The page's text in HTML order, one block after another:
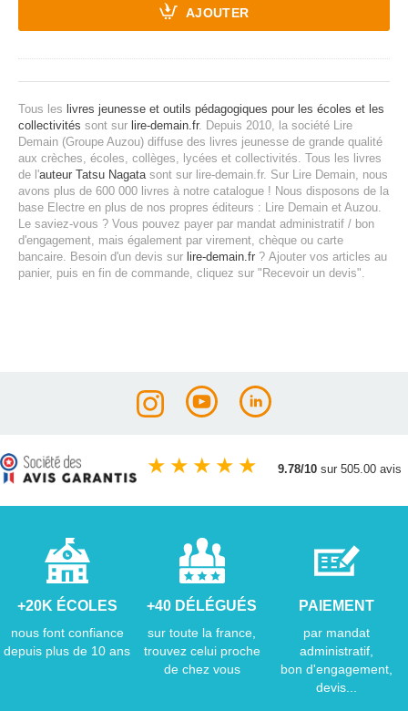
AJOUTER
Tous les livres jeunesse et outils pédagogiques pour les écoles et les
collectivités sont sur lire-demain.fr. Depuis 2010, la société Lire
Demain (Groupe Auzou) diffuse des livres jeunesse de grande qualité
aux crèches, écoles, collèges, lycées et collectivités. Tous les livres
de l'auteur Tatsu Nagatasont sur lire-demain.fr. Sur Lire Demain, nous
avons plus de 600 000 livres à notre catalogue ! Nous disposons de la
base Electre en plus de nos propres éditeurs : Lire Demain et Auzou.
Le saviez-vous ? Vous pouvez payer par mandat administratif / bon
d'engagement, mais également par virement, chèque ou carte
bancaire. Besoin d'un devis sur lire-demain.fr ? Ajouter vos articles au
panier, puis en fin de commande, cliquez sur "Recevoir un devis".
★ ★ ★ ★ ★ 9.78/10 sur 505.00 avis
+20K ÉCOLES
nous font confiance
depuis plus de 10 ans
+40 DÉLÉGUÉS
sur toute la france,
trouvez celui proche
de chez vous
PAIEMENT
par mandat
administratif,
bon d'engagement,
devis...